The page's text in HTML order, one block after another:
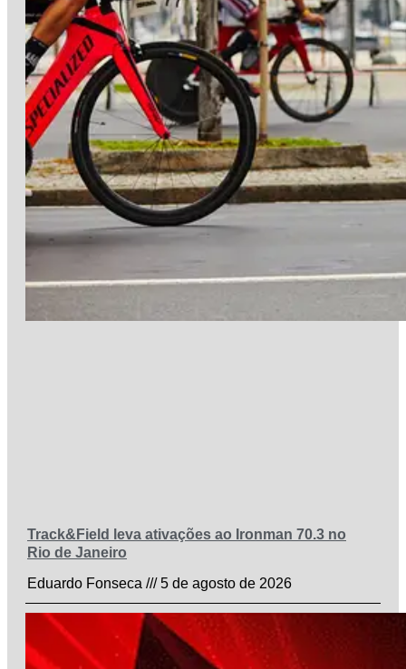
Track&Field leva ativações ao Ironman 70.3 no
Rio de Janeiro
Eduardo Fonseca
5 de agosto de 2026